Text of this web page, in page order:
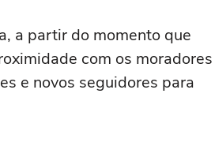
a partir do momento que
com os moradores
e novos seguidores para